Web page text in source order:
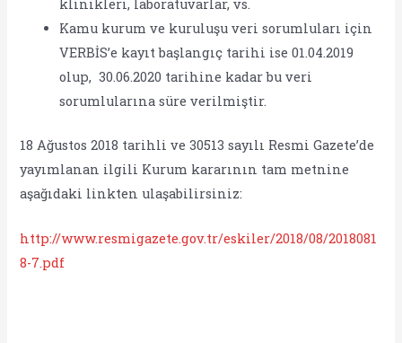
klinikleri, laboratuvarlar, vs.
Kamu kurum ve kuruluşu veri sorumluları için
VERBİS’e kayıt başlangıç tarihi ise 01.04.2019
olup, 30.06.2020 tarihine kadar bu veri
sorumlularına süre verilmiştir.
18 Ağustos 2018 tarihli ve 30513 sayılı Resmi Gazete’de
yayımlanan ilgili Kurum kararının tam metnine
aşağıdaki linkten ulaşabilirsiniz:
http://www.resmigazete.gov.tr/eskiler/2018/08/2018081
8-7.pdf